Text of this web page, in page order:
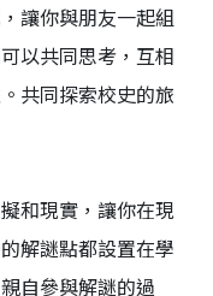
讓你與朋友一起組
以共同思考，互相
共同探索校史的旅
和現實，讓你在現
解謎點都設置在學
自參與解謎的過